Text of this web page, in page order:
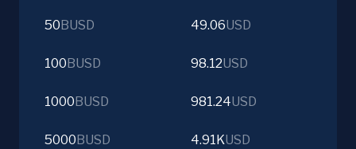
50 BUSD 49.06USD
100 BUSD 98.12USD
1000 BUSD 981.24USD
5000 BUSD 4.91KUSD